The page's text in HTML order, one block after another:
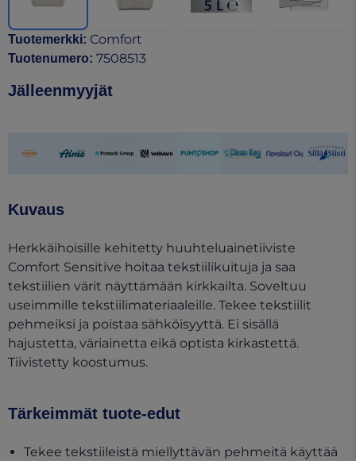
Tuotemerkki: Comfort
Tuotenumero: 7508513
Jälleenmyyjät
Kuvaus
Herkkäihoisille kehitetty huuhteluainetiiviste
Comfort Sensitive hoitaa tekstiilikuituja ja saa
tekstiilien värit näyttämään kirkkailta. Soveltuu
useimmille tekstiilimateriaaleille. Tekee tekstiilit
pehmeiksi ja poistaa sähköisyyttä. Ei sisällä
hajustetta, väriainetta eikä optista kirkastettä.
Tiivistetty koostumus.
Tärkeimmät tuote-edut
Tekee tekstiileistä miellyttävän pehmeitä käyttää